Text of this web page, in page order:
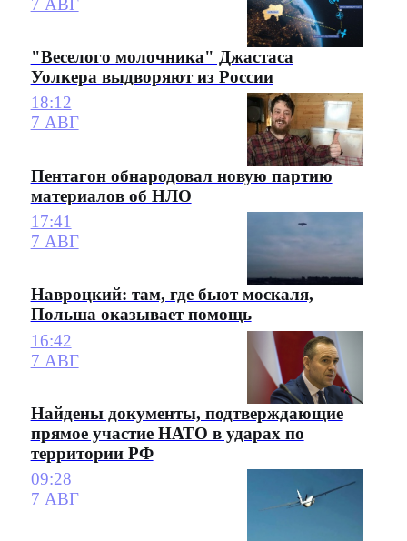
"Веселого молочника" Джастаса
Уолкера выдворяют из России
18:12
7 АВГ
Пентагон обнародовал новую партию
материалов об НЛО
17:41
7 АВГ
Навроцкий: там, где бьют москаля,
Польша оказывает помощь
16:42
7 АВГ
Найдены документы, подтверждающие
прямое участие НАТО в ударах по
территории РФ
09:28
7 АВГ